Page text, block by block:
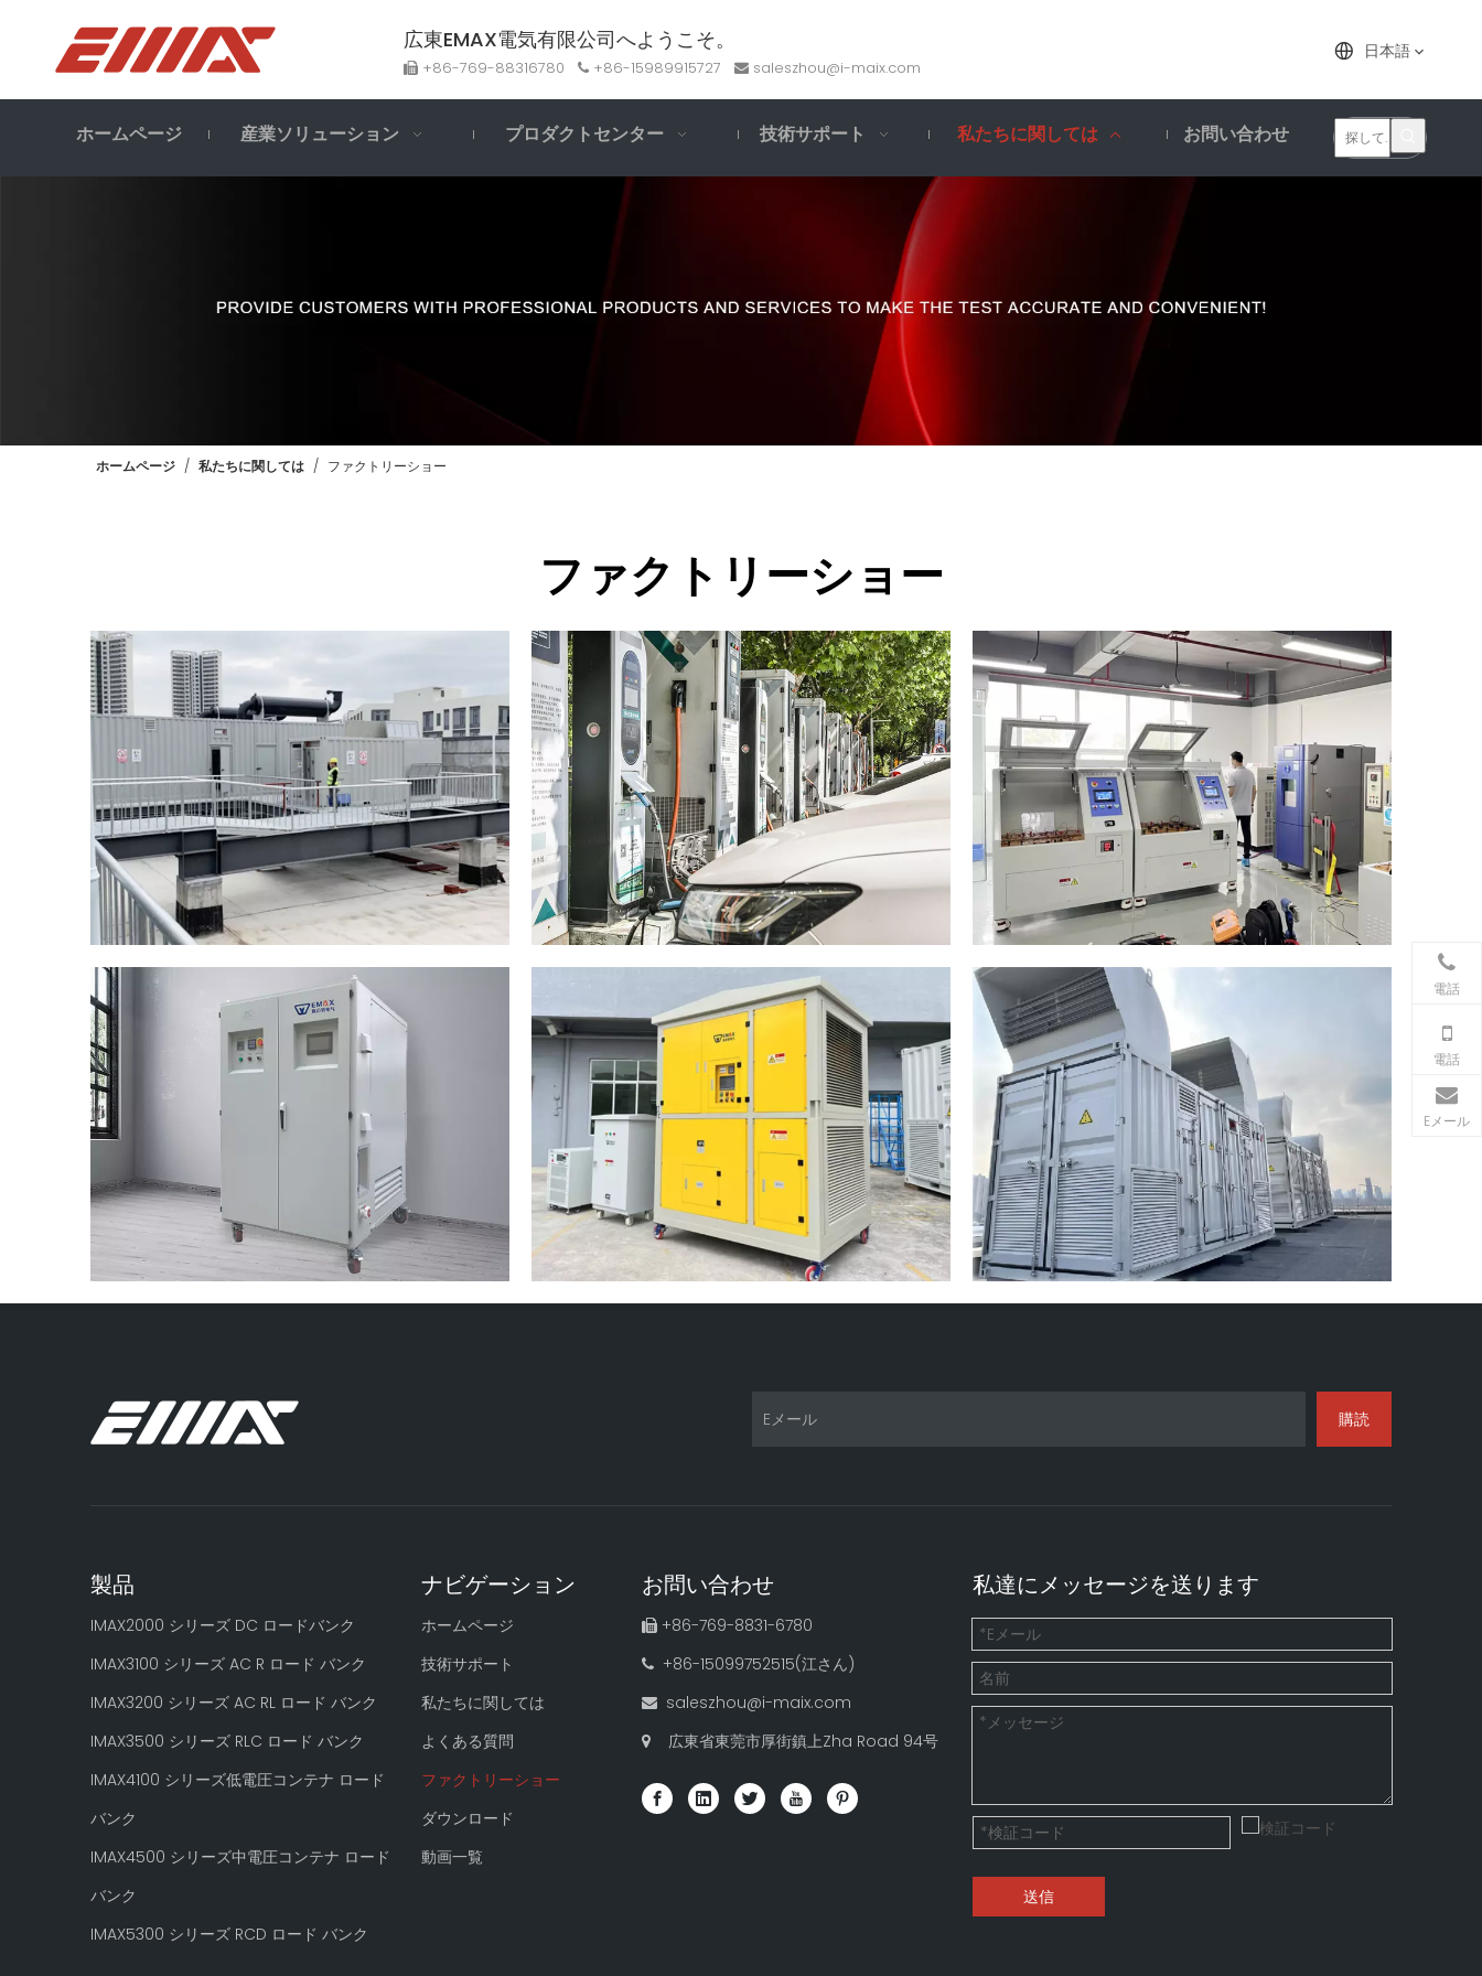
広東EMAX電気有限公司へようこそ。
 +86-769-88316780  +86-15989915727  saleszhou@i-maix.com
日本語
ホームページ 産業ソリューション プロダクトセンター 技術サポート 私たちに関しては お問い合わせ
ホームページ / 私たちに関しては / ファクトリーショー
ファクトリーショー
購読
製品
IMAX2000 シリーズ DC ロードバンク
IMAX3100 シリーズ AC R ロード バンク
IMAX3200 シリーズ AC RL ロード バンク
IMAX3500 シリーズ RLC ロード バンク
IMAX4100 シリーズ低電圧コンテナ ロード
バンク
IMAX4500 シリーズ中電圧コンテナ ロード
バンク
IMAX5300 シリーズ RCD ロード バンク
ナビゲーション
ホームページ
技術サポート
私たちに関しては
よくある質問
ファクトリーショー
ダウンロード
動画一覧
お問い合わせ
 +86-769-8831-6780
 +86-15099752515(江さん)
 saleszhou@i-maix.com
 広東省東莞市厚街鎮上Zha Road 94号
私達にメッセージを送ります
送信
電話
電話
Eメール